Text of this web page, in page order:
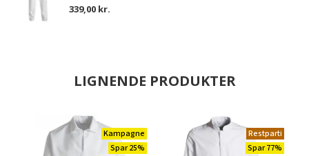
339,00 kr.
LIGNENDE PRODUKTER
Kampagne
Spar 25%
Restparti
Spar 77%